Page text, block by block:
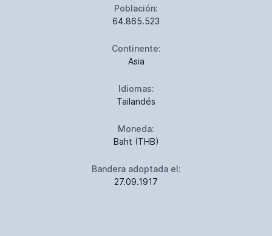
Población:
64.865.523
Continente:
Asia
Idiomas:
Tailandés
Moneda:
Baht (THB)
Bandera adoptada el:
27.09.1917